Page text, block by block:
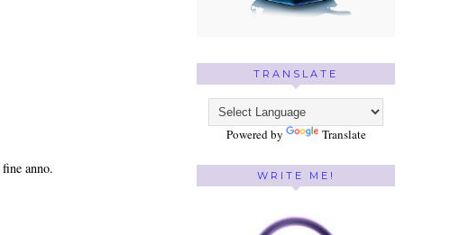
anno.
TRANSLATE
Powered by Translate
WRITE ME!